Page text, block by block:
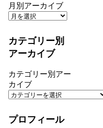
月別アーカイブ
カテゴリー別
アーカイブ
カテゴリー別アー
カイブ
プロフィール